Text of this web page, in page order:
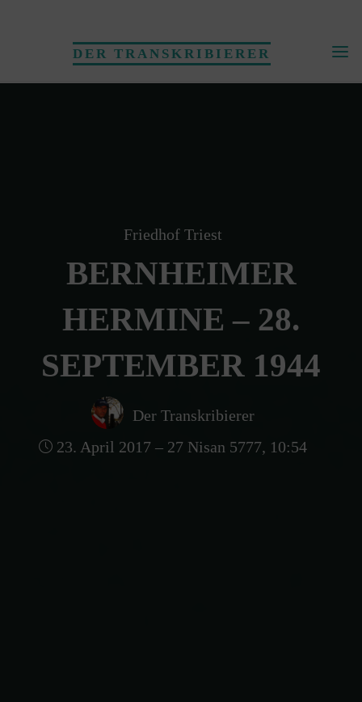
DER TRANSKRIBIERER
Friedhof Triest
BERNHEIMER
HERMINE – 28.
SEPTEMBER 1944
Der Transkribierer
23. April 2017 – 27 Nisan 5777, 10:54